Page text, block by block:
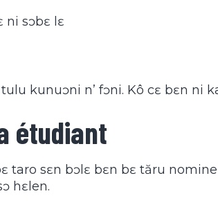
ni sɔbɛ lɛ
kunuɔni n’ fɔni. Kô cɛ bɛn ni
étudiant
taro sɛn bɔlɛ bɛn bɛ tăru
hɛlen.